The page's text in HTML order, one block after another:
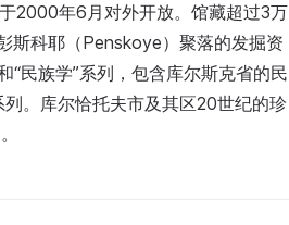
2000年6月对外开放。馆藏超过3万
斯科耶（Penskoye）聚落的发掘资
“民族学”系列，包含库尔斯克省的民
。库尔恰托夫市及其区20世纪的珍